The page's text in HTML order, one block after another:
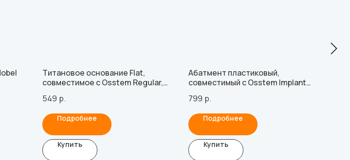
Титановое основание Flat,
совместимое с Osstem Regular,
549 р.
Подробнее
Купить
Абатмент пластиковый,
совместимый с Osstem Implant
R
799 р.
Подробнее
Купить